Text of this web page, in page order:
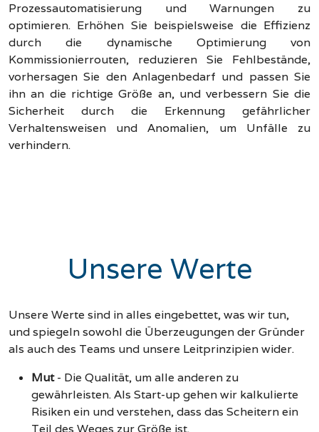
Prozessautomatisierung und Warnungen zu
optimieren. Erhöhen Sie beispielsweise die Effizienz
durch die dynamische Optimierung von
Kommissionierrouten, reduzieren Sie Fehlbestände,
vorhersagen Sie den Anlagenbedarf und passen Sie
ihn an die richtige Größe an, und verbessern Sie die
Sicherheit durch die Erkennung gefährlicher
Verhaltensweisen und Anomalien, um Unfälle zu
verhindern.
Unsere Werte
Unsere Werte sind in alles eingebettet, was wir tun,
und spiegeln sowohl die Überzeugungen der Gründer
als auch des Teams und unsere Leitprinzipien wider.
Mut- Die Qualität, um alle anderen zu
gewährleisten. Als Start-up gehen wir kalkulierte
Risiken ein und verstehen, dass das Scheitern ein
Teil des Weges zur Größe ist.